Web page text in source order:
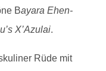
Bayara Ehen-
X’Azulai.
Rüde mit